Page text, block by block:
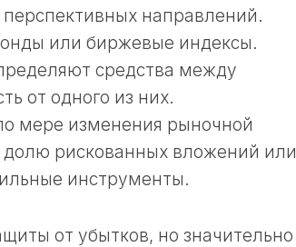
направлений.
или биржевые индексы.
средства между
от одного из них.
мере изменения рыночной
рискованных вложений или
инструменты.
от убытков, но значительно